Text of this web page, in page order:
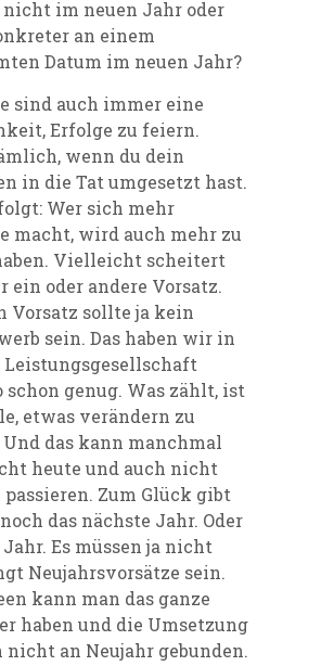
im neuen Jahr oder
an einem
Datum im neuen Jahr?
sind auch immer eine
Erfolge zu feiern.
wenn du dein
in die Tat umgesetzt hast.
Wer sich mehr
macht, wird auch mehr zu
Vielleicht scheitert
ein oder andere Vorsatz.
Vorsatz sollte ja kein
sein. Das haben wir in
Leistungsgesellschaft
schon genug. Was zählt, ist
etwas verändern zu
das kann manchmal
heute und auch nicht
passieren. Zum Glück gibt
das nächste Jahr. Oder
Es müssen ja nicht
Neujahrsvorsätze sein.
kann man das ganze
haben und die Umsetzung
nicht an Neujahr gebunden.